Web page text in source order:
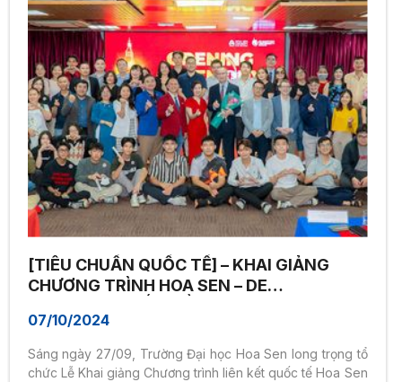
[TIÊU CHUẨN QUỐC TẾ] – KHAI GIẢNG
CHƯƠNG TRÌNH HOA SEN – DE
DÂN TOÀN CẦU
07/10/2024
Sáng ngày 27/09, Trường Đại học Hoa Sen long trọng tổ
chức Lễ Khai giảng Chương trình liên kết quốc tế Hoa Sen